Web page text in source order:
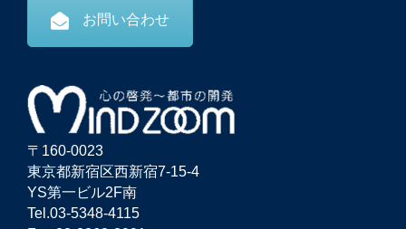
お問い合わせ
〒160-0023
東京都新宿区西新宿7-15-4
YS第一ビル2F南
Tel.03-5348-4115